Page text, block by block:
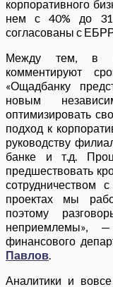
корпоративного
нем с 40% до
согласованы с
Между тем, в
комментируют
«Ощадбанку
новым
оптимизировать
подход к
руководству
банке и т.д.
предшествовать
сотрудничеством
проектах мы
поэтому
неприемлемы»,
финансового
Павлов.
Аналитики и